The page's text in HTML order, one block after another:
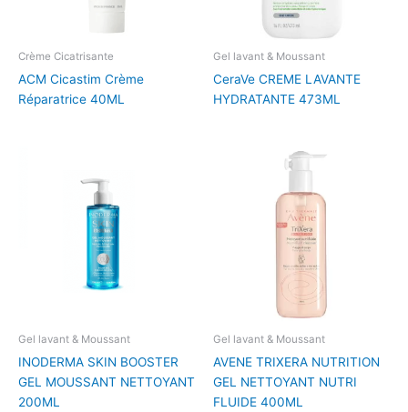
Crème Cicatrisante
ACM Cicastim Crème
Réparatrice 40ML
Gel lavant & Moussant
CeraVe CREME LAVANTE
HYDRATANTE 473ML
Gel lavant & Moussant
INODERMA SKIN BOOSTER
GEL MOUSSANT NETTOYANT
200ML
Gel lavant & Moussant
AVENE TRIXERA NUTRITION
GEL NETTOYANT NUTRI
FLUIDE 400ML